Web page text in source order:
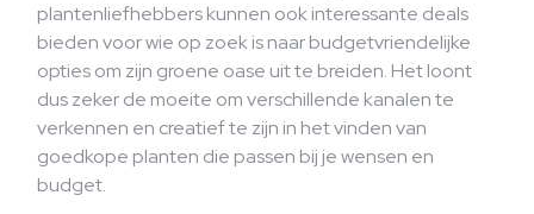
plantenliefhebbers kunnen ook interessante deals
bieden voor wie op zoek is naar budgetvriendelijke
opties om zijn groene oase uit te breiden. Het loont
dus zeker de moeite om verschillende kanalen te
verkennen en creatief te zijn in het vinden van
goedkope planten die passen bij je wensen en
budget.